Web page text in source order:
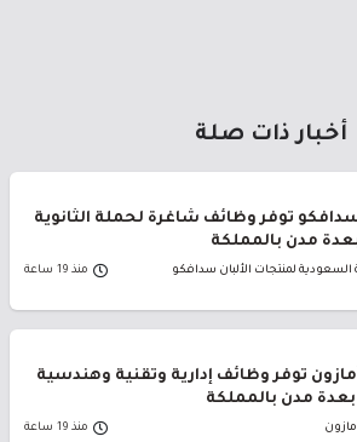
أخبار ذات صلة
توفر وظائف شاغرة لحملة الثانوية
مدن بالمملكة
السعودية لمنتجات الألبان سدافكو منذ 19 ساعة
توفر وظائف إدارية وتقنية وهندسية
مدن بالمملكة
منذ 19 ساعة